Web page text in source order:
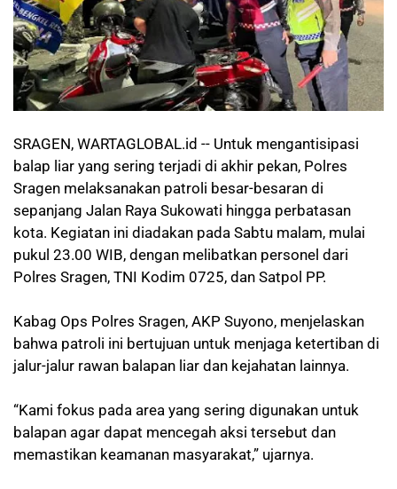
SRAGEN, WARTAGLOBAL.id -- Untuk mengantisipasi
balap liar yang sering terjadi di akhir pekan, Polres
Sragen melaksanakan patroli besar-besaran di
sepanjang Jalan Raya Sukowati hingga perbatasan
kota. Kegiatan ini diadakan pada Sabtu malam, mulai
pukul 23.00 WIB, dengan melibatkan personel dari
Polres Sragen, TNI Kodim 0725, dan Satpol PP.
Kabag Ops Polres Sragen, AKP Suyono, menjelaskan
bahwa patroli ini bertujuan untuk menjaga ketertiban di
jalur-jalur rawan balapan liar dan kejahatan lainnya.
“Kami fokus pada area yang sering digunakan untuk
balapan agar dapat mencegah aksi tersebut dan
memastikan keamanan masyarakat,” ujarnya.